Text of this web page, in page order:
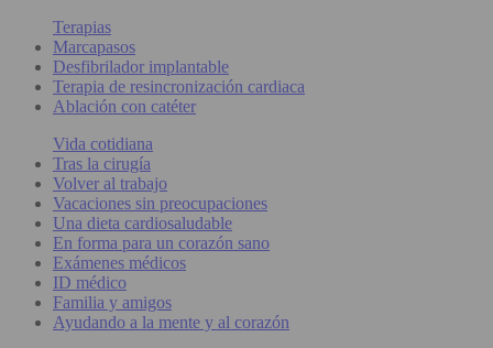
Terapias
Marcapasos
Desfibrilador implantable
Terapia de resincronización cardiaca
Ablación con catéter
Vida cotidiana
Tras la cirugía
Volver al trabajo
Vacaciones sin preocupaciones
Una dieta cardiosaludable
En forma para un corazón sano
Exámenes médicos
ID médico
Familia y amigos
Ayudando a la mente y al corazón